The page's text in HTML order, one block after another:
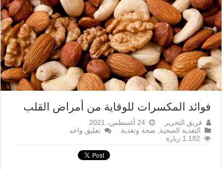
فوائد المكسرات للوقاية من أمراض القلب
فريق التحرير
24 أغسطس، 2021
التغذية الصحية, صحة وتغذية
تعليق واحد
1,182 زيارة